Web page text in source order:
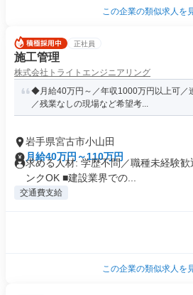
この企業の類似求人を
正社員
施工管理
株式会社トライトエンジニアリング
◆月給40万円～／年収1000万円以上可／
／残業なしの現場など希望考...
岩手県宮古市小山田
月給40万円～110万円
求める人材: 学歴不問／職種未経験
ンクOK ■建設業界での...
交通費支給
この企業の類似求人を